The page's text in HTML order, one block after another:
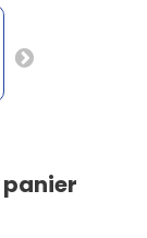
panier